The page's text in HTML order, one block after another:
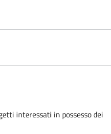
interessati in possesso dei